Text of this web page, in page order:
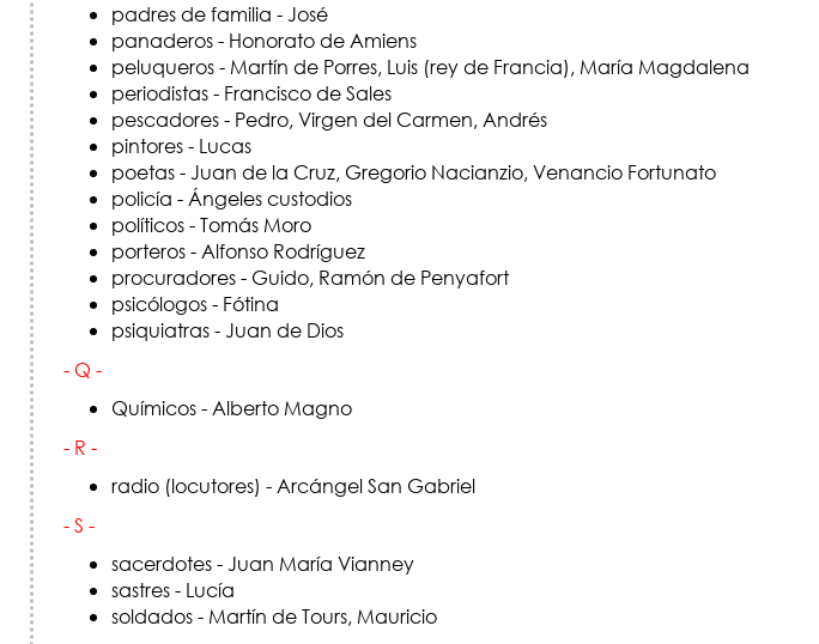
padres de familia - José
panaderos - Honorato de Amiens
peluqueros - Martín de Porres, Luis (rey de Francia), María Magdalena
periodistas - Francisco de Sales
pescadores - Pedro, Virgen del Carmen, Andrés
pintores - Lucas
poetas - Juan de la Cruz, Gregorio Nacianzio, Venancio Fortunato
policía - Ángeles custodios
políticos - Tomás Moro
porteros - Alfonso Rodríguez
procuradores - Guido, Ramón de Penyafort
psicólogos - Fótina
psiquiatras - Juan de Dios
- Q -
Químicos - Alberto Magno
- R -
radio (locutores) - Arcángel San Gabriel
- S -
sacerdotes - Juan María Vianney
sastres - Lucía
soldados - Martín de Tours, Mauricio